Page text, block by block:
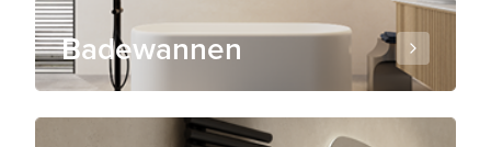
Badewannen